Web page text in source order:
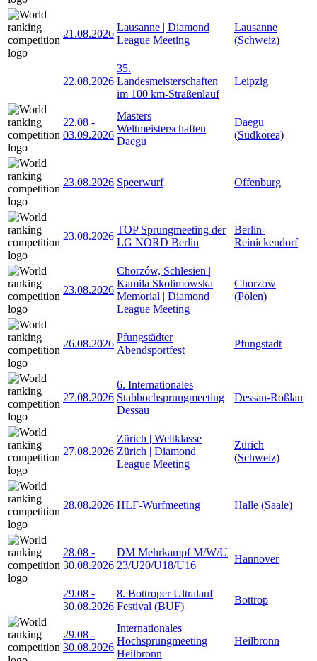
21.08.2026
Lausanne | Diamond
League Meeting
Lausanne
(Schweiz)
22.08.2026
35.
Landesmeisterschaften
im 100 km-Straßenlauf
Leipzig
22.08 -
03.09.2026
Masters
Weltmeisterschaften
Daegu
Daegu
(Südkorea)
23.08.2026 Speerwurf Offenburg
23.08.2026
TOP Sprungmeeting der
LG NORD Berlin
Berlin-
Reinickendorf
23.08.2026
Chorzów, Schlesien |
Kamila Skolimowska
Memorial | Diamond
League Meeting
Chorzow
(Polen)
26.08.2026
Pfungstädter
Abendsportfest
Pfungstadt
27.08.2026
6. Internationales
Stabhochsprungmeeting
Dessau
Dessau-Roßlau
27.08.2026
Zürich | Weltklasse
Zürich | Diamond
League Meeting
Zürich
(Schweiz)
28.08.2026 HLF-Wurfmeeting Halle (Saale)
28.08 -
30.08.2026
DM Mehrkampf M/W/U
23/U20/U18/U16
Hannover
29.08 -
30.08.2026
8. Bottroper Ultralauf
Festival (BUF)
Bottrop
29.08 -
30.08.2026
Internationales
Hochsprungmeeting
Heilbronn
Heilbronn